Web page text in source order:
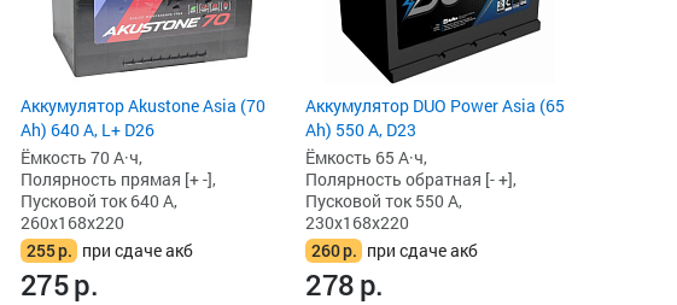
Аккумулятор Akustone Asia (70
Ah) 640 А, L+ D26
Ёмкость 70 А·ч,
Полярность прямая [+ -],
Пусковой ток 640 А,
260x168x220
255р. при сдаче акб
275р.
Аккумулятор DUO Power Asia (65
Ah) 550 А, D23
Ёмкость 65 А·ч,
Полярность обратная [- +],
Пусковой ток 550 А,
230x168x220
260р. при сдаче акб
278р.